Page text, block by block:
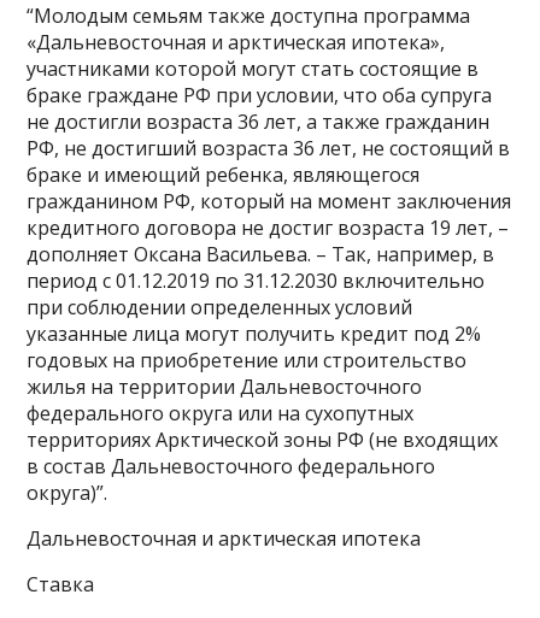
“Молодым семьям также доступна программа
«Дальневосточная и арктическая ипотека»,
участниками которой могут стать состоящие в
браке граждане РФ при условии, что оба супруга
не достигли возраста 36 лет, а также гражданин
РФ, не достигший возраста 36 лет, не состоящий в
браке и имеющий ребенка, являющегося
гражданином РФ, который на момент заключения
кредитного договора не достиг возраста 19 лет, –
дополняет Оксана Васильева. – Так, например, в
период с 01.12.2019 по 31.12.2030 включительно
при соблюдении определенных условий
указанные лица могут получить кредит под 2%
годовых на приобретение или строительство
жилья на территории Дальневосточного
федерального округа или на сухопутных
территориях Арктической зоны РФ (не входящих
в состав Дальневосточного федерального
округа)”.
Дальневосточная и арктическая ипотека
Ставка